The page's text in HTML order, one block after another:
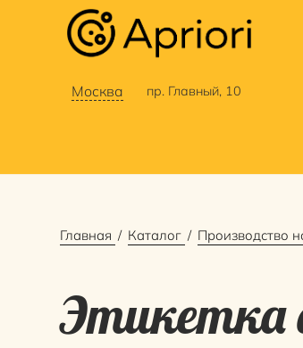
Москва пр. Главный, 10
Главная Каталог Производство
Этикетка